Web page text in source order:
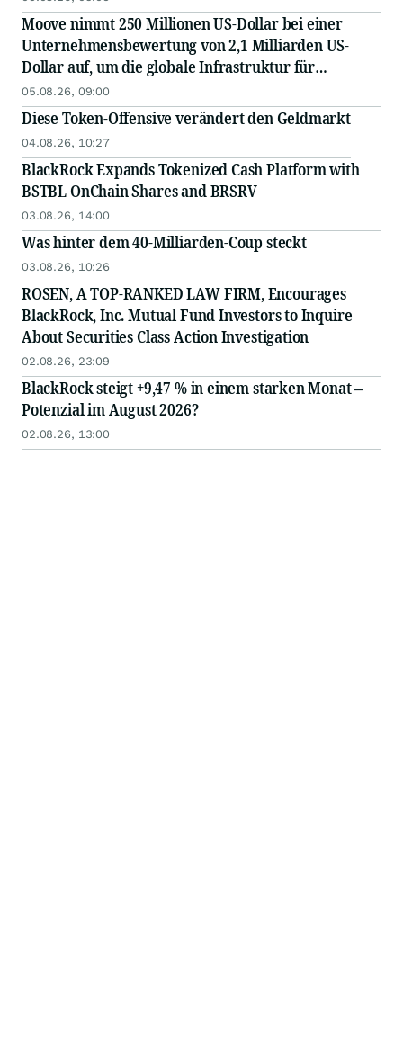
Moove nimmt 250 Millionen US-Dollar bei einer
Unternehmensbewertung von 2,1 Milliarden US-
Dollar auf, um die globale Infrastruktur für
autonome Mobilität auszubauen
05.08.26, 09:00
Diese Token-Offensive verändert den Geldmarkt
04.08.26, 10:27
BlackRock Expands Tokenized Cash Platform with
BSTBL OnChain Shares and BRSRV
03.08.26, 14:00
Was hinter dem 40-Milliarden-Coup steckt
03.08.26, 10:26
ROSEN, A TOP-RANKED LAW FIRM, Encourages
BlackRock, Inc. Mutual Fund Investors to Inquire
About Securities Class Action Investigation
02.08.26, 23:09
BlackRock steigt +9,47 % in einem starken Monat –
Potenzial im August 2026?
02.08.26, 13:00